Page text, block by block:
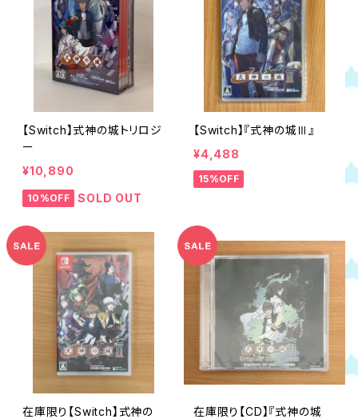
【Switch】式神の城トリロジ
ー
¥10,890
10%OFF SOLD OUT
【Switch】『式神の城Ⅲ』
¥4,488
15%OFF
在庫限り【Switch】式神の 在庫限り【CD】『式神の城